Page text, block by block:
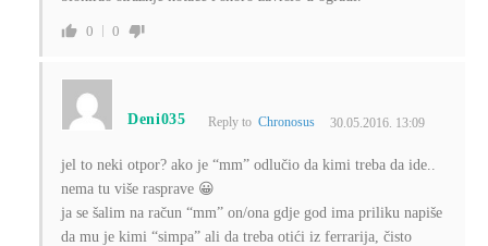
0 0
Deni035 Reply to Chronosus 30.05.2016. 13:09
jel to neki otpor? ako je “mm” odlučio da kimi treba da ide..
nema tu više rasprave 😀
ja se šalim na račun “mm” on/ona gdje god ima priliku napiše
da mu je kimi “simpa” ali da treba otići iz ferrarija, čisto